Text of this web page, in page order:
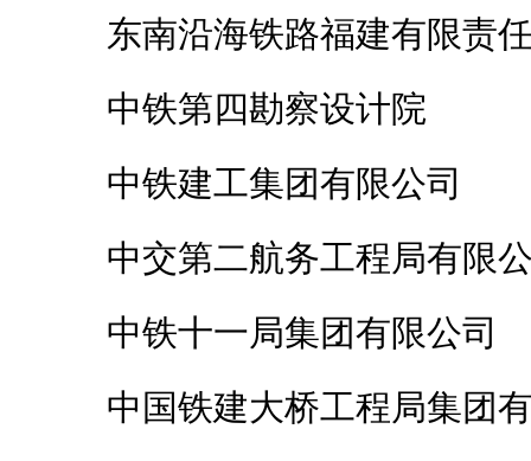
东南沿海铁路福建有限责
中铁第四勘察设计院
中铁建工集团有限公司
中交第二航务工程局有限
中铁十一局集团有限公司
中国铁建大桥工程局集团